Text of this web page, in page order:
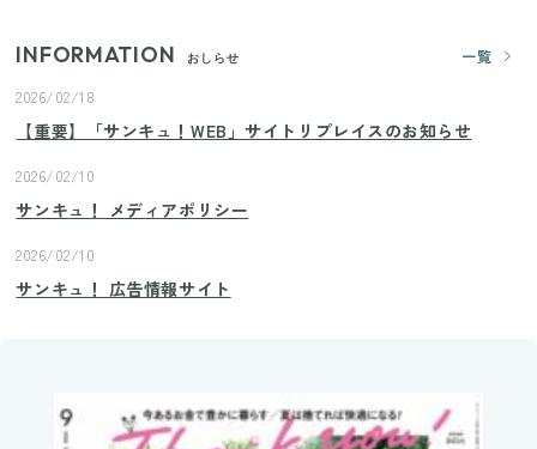
INFORMATION おしらせ
一覧
2026/02/18
【重要】「サンキュ！WEB」サイトリプレイスのお知らせ
2026/02/10
サンキュ！ メディアポリシー
2026/02/10
サンキュ！ 広告情報サイト